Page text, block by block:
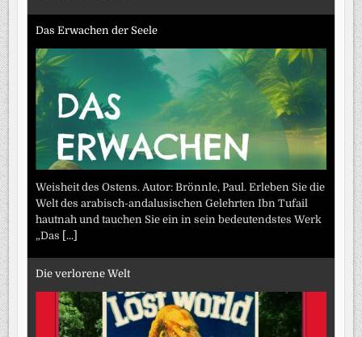
Das Erwachen der Seele
Weisheit des Ostens. Autor: Brönnle, Paul. Erleben Sie die
Welt des arabisch-andalusischen Gelehrten Ibn Tufail
hautnah und tauchen Sie ein in sein bedeutendstes Werk
„Das [...]
Die verlorene Welt